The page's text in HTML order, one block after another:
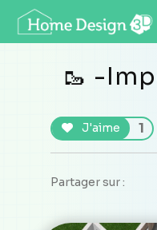
🥾 -
J'aime 1
Partager sur :